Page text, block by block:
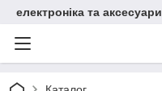
електроніка та аксесуари